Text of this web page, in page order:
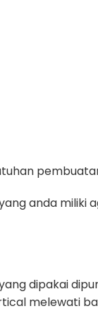
anda miliki
dipakai
melewati